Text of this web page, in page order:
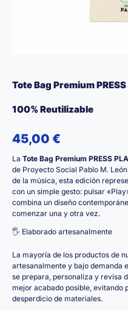
Tote Bag Premium
100% Reutilizable
45,00 €
La Tote Bag Premium PRESS
de Proyecto Social Pablo M.
de la música, esta edición
con un simple gesto: pulsar
combina un diseño
comenzar una y otra vez.
🖐️ Elaborado artesanalmente
La mayoría de los productos de
artesanalmente y bajo demanda
se prepara, personaliza y revisa
mejor acabado posible, evitando
desperdicio de materiales.